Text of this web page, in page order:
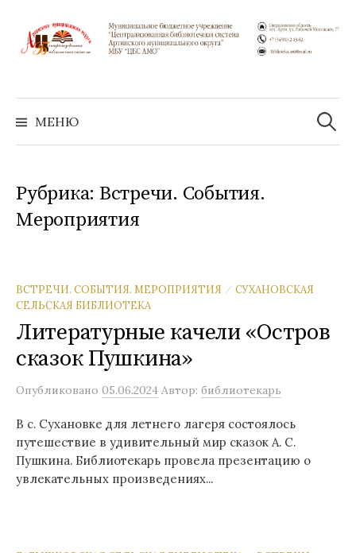
содержимому
МЕНЮ
Найти:
Рубрика: Встречи. События.
Мероприятия
ВСТРЕЧИ. СОБЫТИЯ. МЕРОПРИЯТИЯ / СУХАНОВСКАЯ
СЕЛЬСКАЯ БИБЛИОТЕКА
Литературные качели «Остров
сказок Пушкина»
Опубликовано 05.06.2024 Автор: библиотекарь
В с. Сухановке для летнего лагеря состоялось
путешествие в удивительный мир сказок А. С.
Пушкина. Библиотекарь провела презентацию о
увлекательных произведениях...